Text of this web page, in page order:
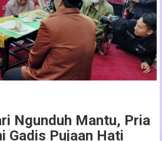
Ngunduh Mantu, Pria
Gadis Pujaan Hati